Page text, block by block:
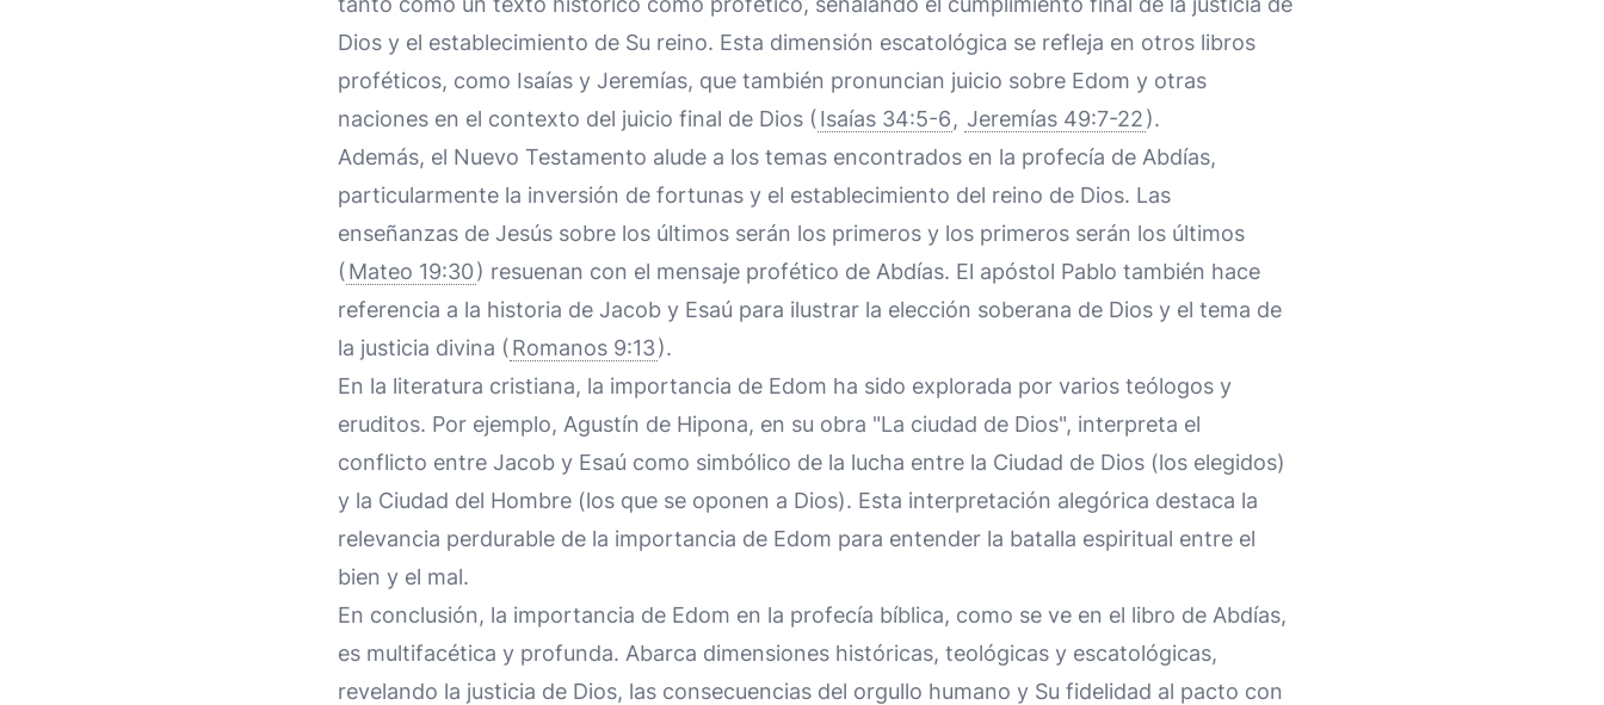
Dios y el establecimiento de Su reino. Esta dimensión escatológica se refleja en otros libros
proféticos, como Isaías y Jeremías, que también pronuncian juicio sobre Edom y otras
naciones en el contexto del juicio final de Dios ( Isaías 34:5-6, Jeremías 49:7-22).
Además, el Nuevo Testamento alude a los temas encontrados en la profecía de Abdías,
particularmente la inversión de fortunas y el establecimiento del reino de Dios. Las
enseñanzas de Jesús sobre los últimos serán los primeros y los primeros serán los últimos
( Mateo 19:30) resuenan con el mensaje profético de Abdías. El apóstol Pablo también hace
referencia a la historia de Jacob y Esaú para ilustrar la elección soberana de Dios y el tema de
la justicia divina ( Romanos 9:13).
En la literatura cristiana, la importancia de Edom ha sido explorada por varios teólogos y
eruditos. Por ejemplo, Agustín de Hipona, en su obra "La ciudad de Dios", interpreta el
conflicto entre Jacob y Esaú como simbólico de la lucha entre la Ciudad de Dios (los elegidos)
y la Ciudad del Hombre (los que se oponen a Dios). Esta interpretación alegórica destaca la
relevancia perdurable de la importancia de Edom para entender la batalla espiritual entre el
bien y el mal.
En conclusión, la importancia de Edom en la profecía bíblica, como se ve en el libro de Abdías,
es multifacética y profunda. Abarca dimensiones históricas, teológicas y escatológicas,
revelando la justicia de Dios, las consecuencias del orgullo humano y Su fidelidad al pacto con